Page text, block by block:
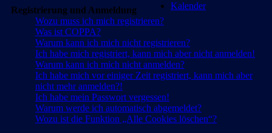
Kalender
Registrierung und Anmeldung
Wozu muss ich mich registrieren?
Was ist COPPA?
Warum kann ich mich nicht registrieren?
Ich habe mich registriert, kann mich aber nicht anmelden!
Warum kann ich mich nicht anmelden?
Ich habe mich vor einiger Zeit registriert, kann mich aber
nicht mehr anmelden?!
Ich habe mein Passwort vergessen!
Warum werde ich automatisch abgemeldet?
Wozu ist die Funktion „Alle Cookies löschen“?